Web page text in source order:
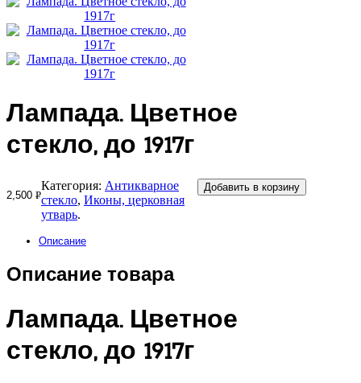
Лампада. Цветное
стекло, до 1917г
2,500 Р
УБ.
Добавить в корзину
Категория: Антикварное
стекло, Иконы, церковная
утварь.
Описание
Описание товара
Лампада. Цветное
стекло, до 1917г